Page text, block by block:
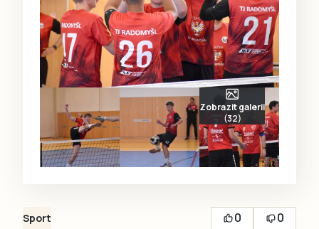
Zobrazit galerii
(32)
Sport 0
0